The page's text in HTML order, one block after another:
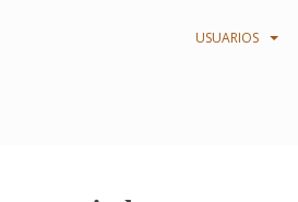
USUARIOS